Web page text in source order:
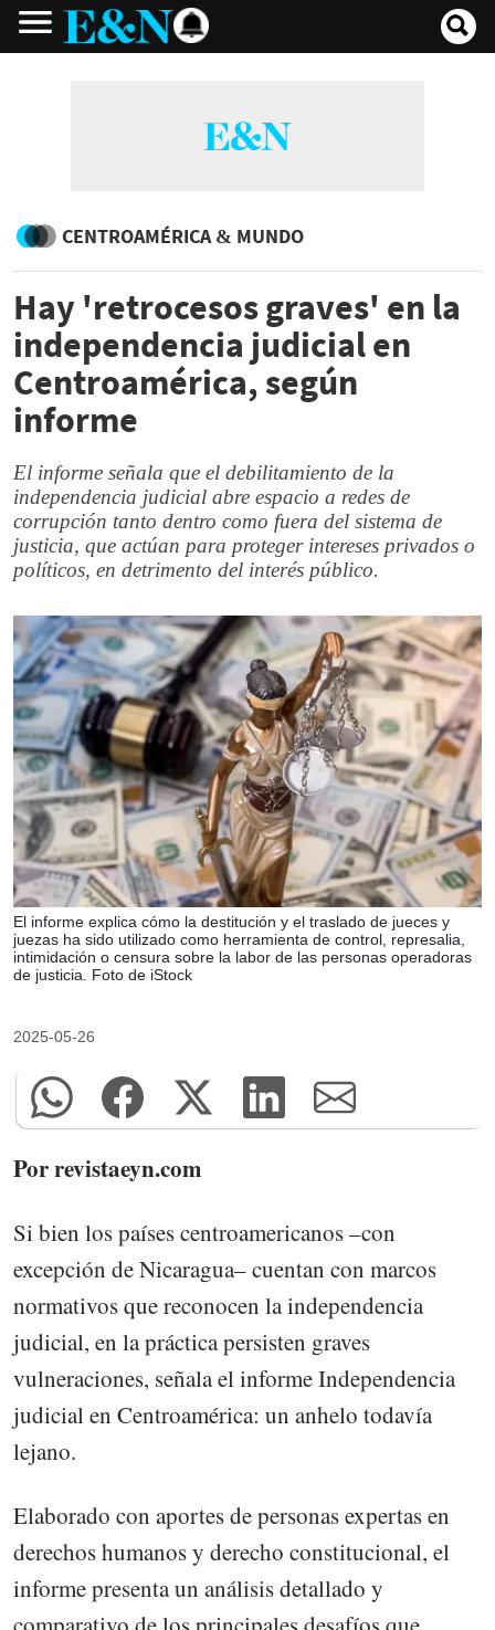
CENTROAMÉRICA & MUNDO
Hay 'retrocesos graves' en la
independencia judicial en
Centroamérica, según
informe
El informe señala que el debilitamiento de la
independencia judicial abre espacio a redes de
corrupción tanto dentro como fuera del sistema de
justicia, que actúan para proteger intereses privados o
políticos, en detrimento del interés público.
El informe explica cómo la destitución y el traslado de jueces y
juezas ha sido utilizado como herramienta de control, represalia,
intimidación o censura sobre la labor de las personas operadoras
de justicia. Foto de iStock
2025-05-26
Por revistaeyn.com
Si bien los países centroamericanos –con
excepción de Nicaragua– cuentan con marcos
normativos que reconocen la independencia
judicial, en la práctica persisten graves
vulneraciones, señala el informe Independencia
judicial en Centroamérica: un anhelo todavía
lejano.
Elaborado con aportes de personas expertas en
derechos humanos y derecho constitucional, el
informe presenta un análisis detallado y